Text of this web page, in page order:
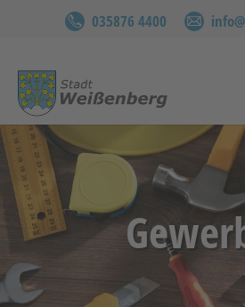
035876 4400
Zum Hauptinhalt springen